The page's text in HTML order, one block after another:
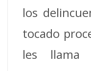
los
tocado
les llama